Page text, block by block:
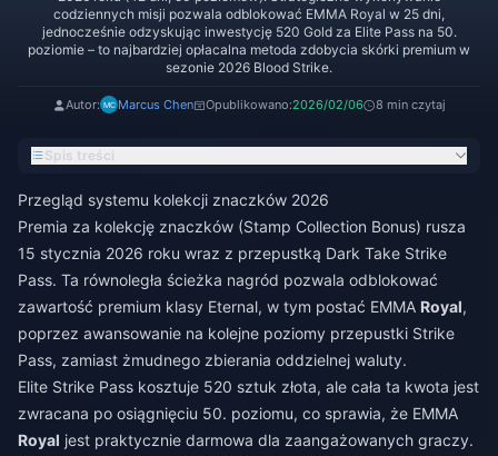
codziennych misji pozwala odblokować EMMA Royal w 25 dni,
jednocześnie odzyskując inwestycję 520 Gold za Elite Pass na 50.
poziomie – to najbardziej opłacalna metoda zdobycia skórki premium w
sezonie 2026 Blood Strike.
Autor: Marcus Chen Opublikowano:2026/02/06 8 min czytaj
Spis treści
Przegląd systemu kolekcji znaczków 2026
Premia za kolekcję znaczków (Stamp Collection Bonus) rusza
15 stycznia 2026 roku wraz z przepustką Dark Take Strike
Pass. Ta równoległa ścieżka nagród pozwala odblokować
zawartość premium klasy Eternal, w tym postać EMMA Royal,
poprzez awansowanie na kolejne poziomy przepustki Strike
Pass, zamiast żmudnego zbierania oddzielnej waluty.
Elite Strike Pass kosztuje 520 sztuk złota, ale cała ta kwota jest
zwracana po osiągnięciu 50. poziomu, co sprawia, że EMMA
Royal jest praktycznie darmowa dla zaangażowanych graczy.